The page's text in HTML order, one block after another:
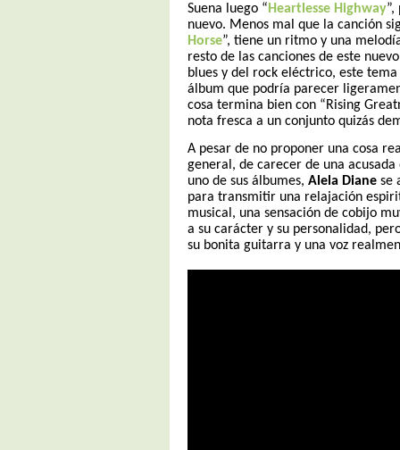
Suena luego “ Heartlesse Highway
nuevo. Menos mal que la canción
Horse”, tiene un ritmo y una
resto de las canciones de este
blues y del rock eléctrico, este
álbum que podría parecer
cosa termina bien con “Rising
nota fresca a un conjunto quizás
A pesar de no proponer una cosa
general, de carecer de una
uno de sus álbumes, Alela Diane se
para transmitir una relajación
musical, una sensación de cobijo
a su carácter y su personalidad,
su bonita guitarra y una voz